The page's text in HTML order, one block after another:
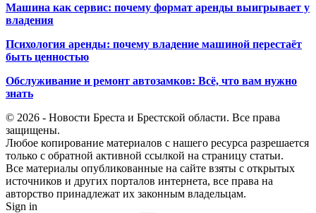
Машина как сервис: почему формат аренды выигрывает у
владения
Психология аренды: почему владение машиной перестаёт
быть ценностью
Обслуживание и ремонт автозамков: Всё, что вам нужно
знать
© 2026 - Новости Бреста и Брестской области. Все права
защищены.
Любое копирование материалов с нашего ресурса разрешается
только с обратной активной ссылкой на страницу статьи.
Все материалы опубликованные на сайте взяты с открытых
источников и других порталов интернета, все права на
авторство принадлежат их законным владельцам.
Sign in